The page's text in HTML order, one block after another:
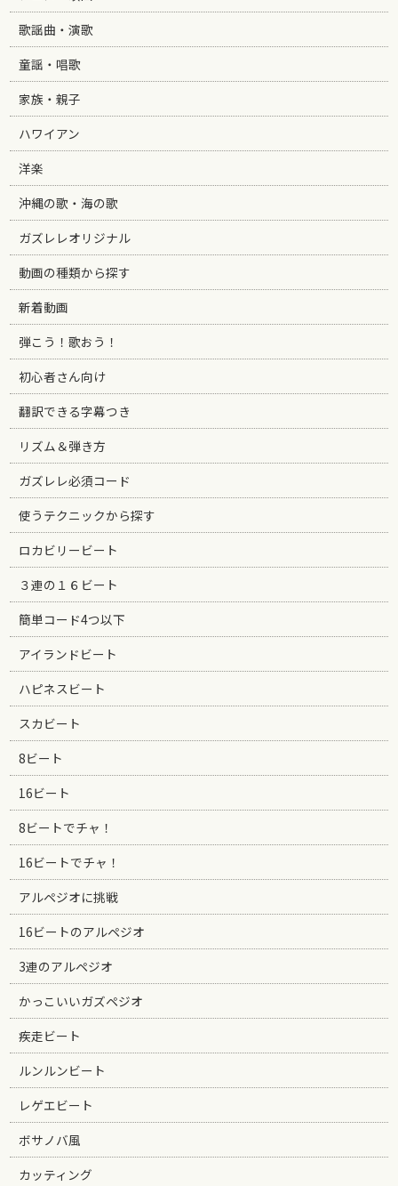
歌謡曲・演歌
童謡・唱歌
家族・親子
ハワイアン
洋楽
沖縄の歌・海の歌
ガズレレオリジナル
動画の種類から探す
新着動画
弾こう！歌おう！
初心者さん向け
翻訳できる字幕つき
リズム＆弾き方
ガズレレ必須コード
使うテクニックから探す
ロカビリービート
３連の１６ビート
簡単コード4つ以下
アイランドビート
ハピネスビート
スカビート
8ビート
16ビート
8ビートでチャ！
16ビートでチャ！
アルペジオに挑戦
16ビートのアルペジオ
3連のアルペジオ
かっこいいガズペジオ
疾走ビート
ルンルンビート
レゲエビート
ボサノバ風
カッティング